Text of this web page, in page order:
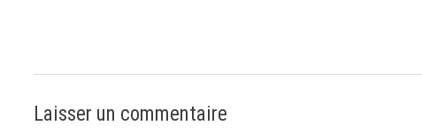
Laisser un commentaire